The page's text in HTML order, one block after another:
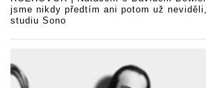
jsme nikdy předtím ani potom už
studiu Sono